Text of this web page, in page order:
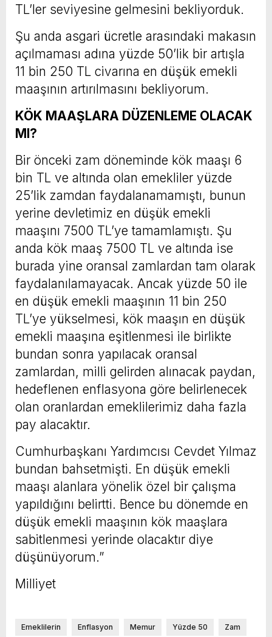
TL’ler seviyesine gelmesini bekliyorduk.
Şu anda asgari ücretle arasındaki makasın
açılmaması adına yüzde 50’lik bir artışla
11 bin 250 TL civarına en düşük emekli
maaşının artırılmasını bekliyorum.
KÖK MAAŞLARA DÜZENLEME OLACAK
MI?
Bir önceki zam döneminde kök maaşı 6
bin TL ve altında olan emekliler yüzde
25’lik zamdan faydalanamamıştı, bunun
yerine devletimiz en düşük emekli
maaşını 7500 TL’ye tamamlamıştı. Şu
anda kök maaş 7500 TL ve altında ise
burada yine oransal zamlardan tam olarak
faydalanılamayacak. Ancak yüzde 50 ile
en düşük emekli maaşının 11 bin 250
TL’ye yükselmesi, kök maaşın en düşük
emekli maaşına eşitlenmesi ile birlikte
bundan sonra yapılacak oransal
zamlardan, milli gelirden alınacak paydan,
hedeflenen enflasyona göre belirlenecek
olan oranlardan emeklilerimiz daha fazla
pay alacaktır.
Cumhurbaşkanı Yardımcısı Cevdet Yılmaz
bundan bahsetmişti. En düşük emekli
maaşı alanlara yönelik özel bir çalışma
yapıldığını belirtti. Bence bu dönemde en
düşük emekli maaşının kök maaşlara
sabitlenmesi yerinde olacaktır diye
düşünüyorum.”
Milliyet
Emeklilerin Enflasyon Memur Yüzde 50 Zam